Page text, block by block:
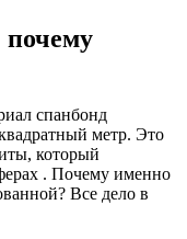
почему
спанбонд
метр. Это
который
. Почему именно
Все дело в